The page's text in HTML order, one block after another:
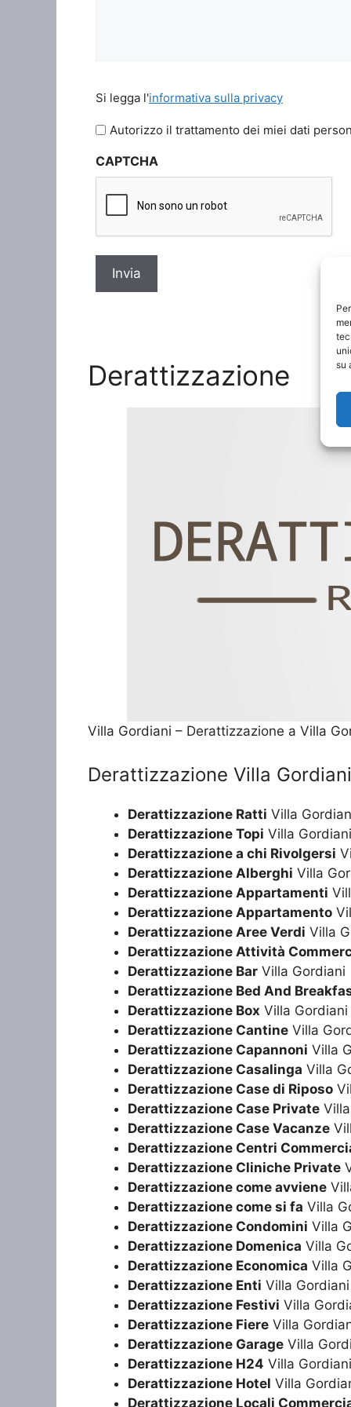
su
legga
l'informativa
privacy
Si legga l'informativa sulla privacy
Autorizzo il trattamento dei miei dati
CAPTCHA
Derattizzazione
Villa Gordiani – Derattizzazione a Villa
Derattizzazione Villa Gordiani
Derattizzazione Ratti Villa
Derattizzazione Topi Villa Gordiani
Derattizzazione a chi Rivolgersi
Derattizzazione Alberghi Villa
Derattizzazione Appartamenti
Derattizzazione Appartamento
Derattizzazione Aree Verdi Villa
Derattizzazione Attività
Derattizzazione Bar Villa Gordiani
Derattizzazione Bed And
Derattizzazione Box Villa Gordiani
Derattizzazione Cantine Villa
Derattizzazione Capannoni Villa
Derattizzazione Casalinga Villa
Derattizzazione Case di Riposo
Derattizzazione Case Private
Derattizzazione Case Vacanze
Derattizzazione Centri
Derattizzazione Cliniche Private
Derattizzazione come avviene
Derattizzazione come si fa Villa
Derattizzazione Condomini Villa
Derattizzazione Domenica Villa
Derattizzazione Economica Villa
Derattizzazione Enti Villa Gordiani
Derattizzazione Festivi Villa
Derattizzazione Fiere Villa
Derattizzazione Garage Villa
Derattizzazione H24 Villa Gordiani
Derattizzazione Hotel Villa
Derattizzazione Locali